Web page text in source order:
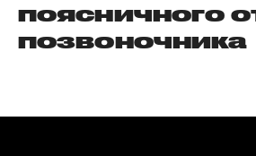
поясничного
позвоночника